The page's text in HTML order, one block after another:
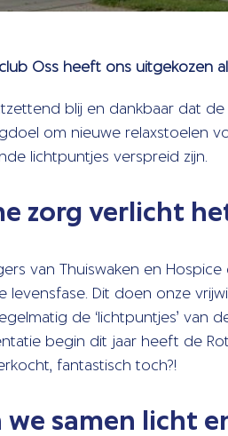
Oss heeft ons uitgekozen
blij en dankbaar dat de
om nieuwe relaxstoelen
lichtpuntjes verspreid zijn.
zorg verlicht
van Thuiswaken en
levensfase. Dit doen onze
de ‘lichtpuntjes’ van
begin dit jaar heeft de
fantastisch toch?!
we samen licht